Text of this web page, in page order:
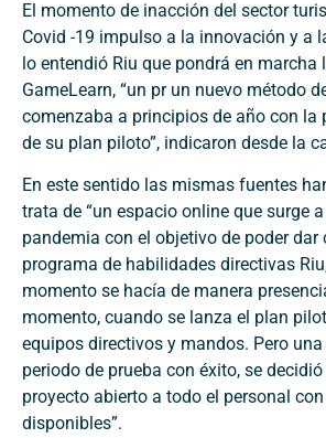
El momento de inacción del sector
Covid -19 impulso a la innovación y a
lo entendió Riu que pondrá en
GameLearn, “un pr un nuevo método
comenzaba a principios de año con la
de su plan piloto”, indicaron desde la
En este sentido las mismas fuentes
trata de “un espacio online que surge
pandemia con el objetivo de poder
programa de habilidades directivas
momento se hacía de manera
momento, cuando se lanza el plan
equipos directivos y mandos. Pero
periodo de prueba con éxito, se
proyecto abierto a todo el personal
disponibles”.